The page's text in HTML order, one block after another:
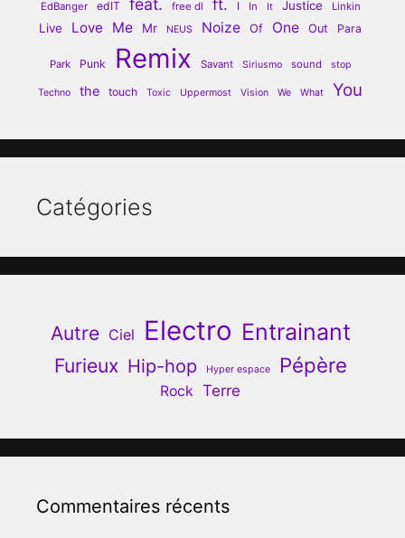
EdBanger
edIT free dl ft. I In It Justice Linkin
Live Love Me Mr NEUS Noize Of One Out Para
Park Punk Remix Savant Siriusmo sound stop
Techno the touch Toxic Uppermost Vision We What You
Catégories
Autre Ciel Electro Entrainant
Furieux Hip-hop Hyper espace Pépère
Rock Terre
Commentaires récents